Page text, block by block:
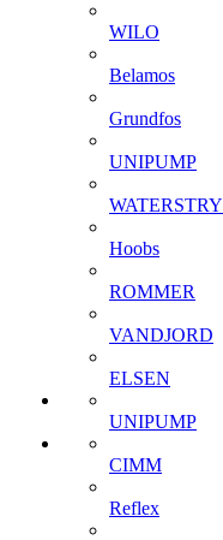
WILO
Belamos
Grundfos
UNIPUMP
WATERSTRY
Hoobs
ROMMER
VANDJORD
ELSEN
UNIPUMP
CIMM
Reflex